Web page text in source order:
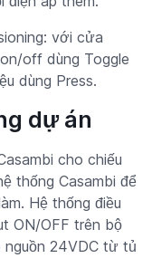
với cửa
off dùng Toggle
dùng Press.
dự án
cho chiếu
thống Casambi để
Hệ thống điều
ON/OFF trên bộ
nguồn 24VDC từ tủ